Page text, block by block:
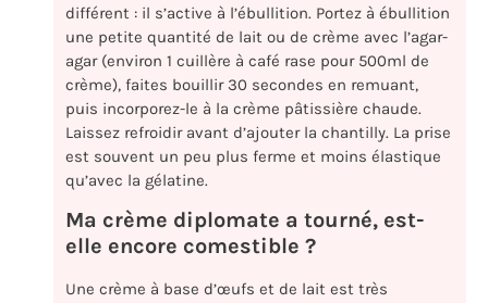
différent : il s’active à l’ébullition. Portez à ébullition
une petite quantité de lait ou de crème avec l’agar-
agar (environ 1 cuillère à café rase pour 500ml de
crème), faites bouillir 30 secondes en remuant,
puis incorporez-le à la crème pâtissière chaude.
Laissez refroidir avant d’ajouter la chantilly. La prise
est souvent un peu plus ferme et moins élastique
qu’avec la gélatine.
Ma crème diplomate a tourné, est-
elle encore comestible ?
Une crème à base d’œufs et de lait est très